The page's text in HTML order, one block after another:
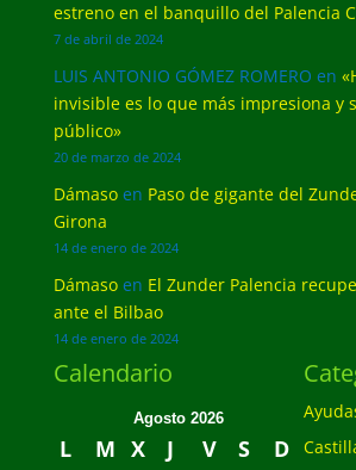
estreno en el banquillo del Palencia
7 de abril de 2024
LUIS ANTONIO GÓMEZ ROMERO en
invisible es lo que más impresiona y
público»
20 de marzo de 2024
Dámasoen Paso de gigante del
Girona
14 de enero de 2024
Dámasoen El Zunder Palencia
ante el Bilbao
14 de enero de 2024
Calendario
Agosto 2026
L M X J V S
D